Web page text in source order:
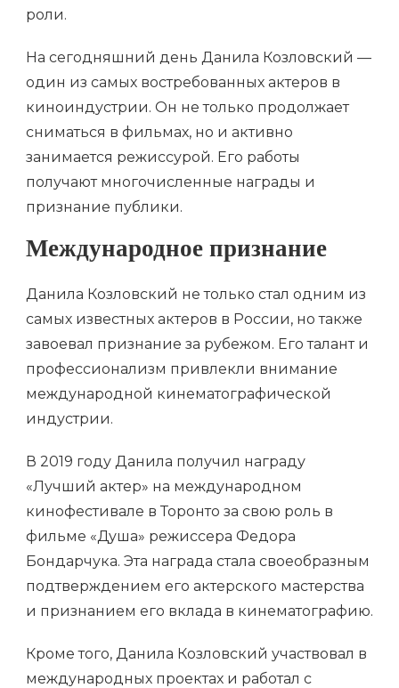
роли.
На сегодняшний день Данила Козловский —
один из самых востребованных актеров в
киноиндустрии. Он не только продолжает
сниматься в фильмах, но и активно
занимается режиссурой. Его работы
получают многочисленные награды и
признание публики.
Международное признание
Данила Козловский не только стал одним из
самых известных актеров в России, но также
завоевал признание за рубежом. Его талант и
профессионализм привлекли внимание
международной кинематографической
индустрии.
В 2019 году Данила получил награду
«Лучший актер» на международном
кинофестивале в Торонто за свою роль в
фильме «Душа» режиссера Федора
Бондарчука. Эта награда стала своеобразным
подтверждением его актерского мастерства
и признанием его вклада в кинематографию.
Кроме того, Данила Козловский участвовал в
международных проектах и работал с